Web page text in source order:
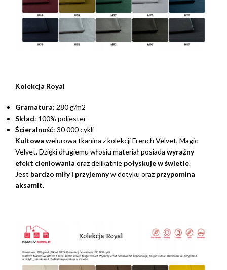
Kolekcja Royal
Gramatura: 280 g/m2
Skład: 100% poliester
Ścieralność: 30 000 cykli
Kultowa welurowa tkanina z kolekcji French Velvet, Magic
Velvet. Dzięki długiemu włosiu materiał posiada wyraźny
efekt cieniowania oraz delikatnie połyskuje w świetle.
Jest bardzo miły i przyjemnyw dotyku oraz przypomina
aksamit.